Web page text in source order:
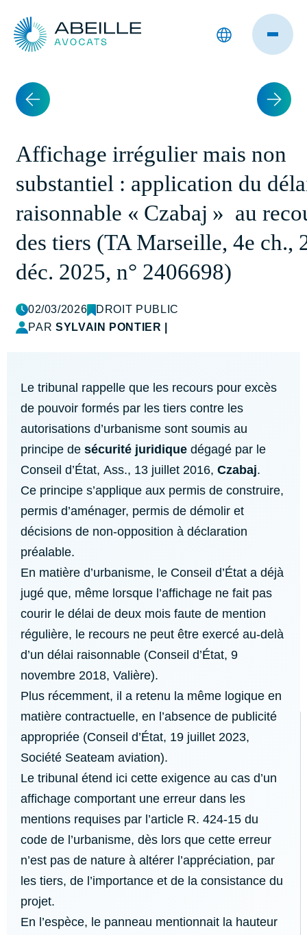
Affichage irrégulier mais non
substantiel : application du
raisonnable « Czabaj » au
des tiers (TA Marseille, 4e ch.,
déc. 2025, n° 2406698)
02/03/2026
DROIT PUBLIC
PARSYLVAIN PONTIER
Le tribunal rappelle que les recours pour excès
de pouvoir formés par les tiers contre les
autorisations d’urbanisme sont soumis au
principe de sécurité juridique dégagé par le
Conseil d’État, Ass., 13 juillet 2016, Czabaj.
Ce principe s’applique aux permis de construire,
permis d’aménager, permis de démolir et
décisions de non-opposition à déclaration
préalable.
En matière d’urbanisme, le Conseil d’État a déjà
jugé que, même lorsque l’affichage ne fait pas
courir le délai de deux mois faute de mention
régulière, le recours ne peut être exercé au-delà
d’un délai raisonnable (Conseil d’État, 9
novembre 2018, Valière).
Plus récemment, il a retenu la même logique en
matière contractuelle, en l’absence de publicité
appropriée (Conseil d’État, 19 juillet 2023,
Société Seateam aviation).
Le tribunal étend ici cette exigence au cas d’un
affichage comportant une erreur dans les
mentions requises par l’article R. 424-15 du
code de l’urbanisme, dès lors que cette erreur
n’est pas de nature à altérer l’appréciation, par
les tiers, de l’importance et de la consistance du
projet.
En l’espèce, le panneau mentionnait la hauteur